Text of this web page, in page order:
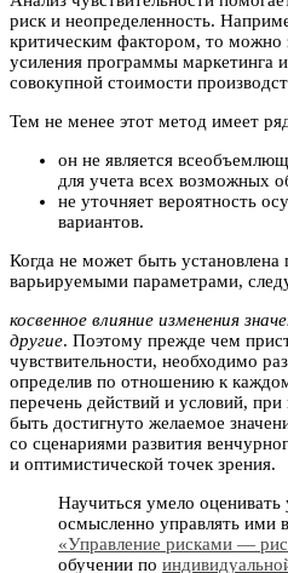
риск и неопределенность.
критическим фактором, то можно
усиления программы маркетинга
совокупной стоимости
Тем не менее этот метод имеет
он не является
для учета всех возможных
не уточняет вероятность
вариантов.
Когда не может быть установлена
варьируемыми параметрами,
косвенное влияние изменения
другие. Поэтому прежде чем
чувствительности, необходимо
определив по отношению к
перечень действий и условий,
быть достигнуто желаемое
со сценариями развития
и оптимистической точек зрения.
Научиться умело оценивать
осмысленно управлять ими
«Управление рисками —
обучении по